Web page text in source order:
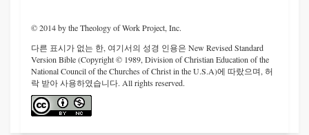
© 2014 by the Theology of Work Project, Inc.
다른 표시가 없는 한, 여기서의 성경 인용은 New Revised Standard
Version Bible (Copyright © 1989, Division of Christian Education of the
National Council of the Churches of Christ in the U.S.A)에 따랐으며, 허
락 받아 사용하였습니다. All rights reserved.